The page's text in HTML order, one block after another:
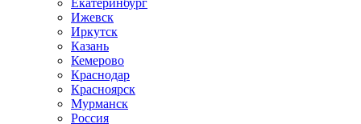
Екатеринбург
Ижевск
Иркутск
Казань
Кемерово
Краснодар
Красноярск
Мурманск
Россия